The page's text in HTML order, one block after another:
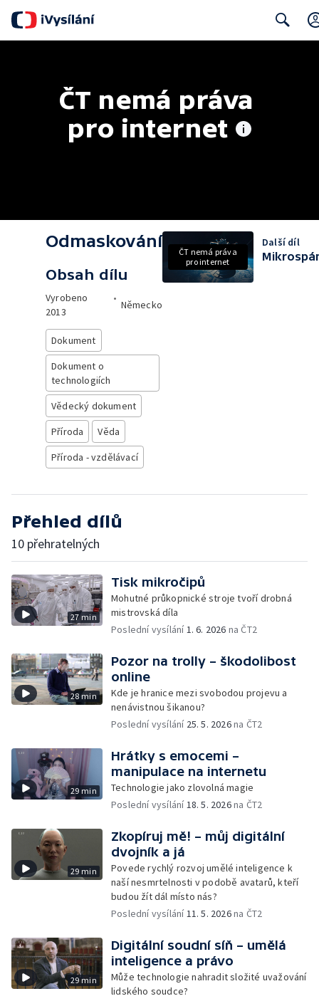
ČT nemá práva
pro internet
Odmaskování
Obsah dílu
Vyrobeno
2013
•
Německo
Dokument
Dokument o
technologiích
Vědecký dokument
Příroda
Věda
Příroda - vzdělávací
ČT nemá práva
pro internet
Další díl
Přehled dílů
10 přehratelných
27 min
Tisk mikročipů
Mohutné průkopnické stroje tvoří drobná
mistrovská díla
Poslední vysílání1. 6. 2026 na ČT2
28 min
Pozor na trolly – škodolibost
online
Kde je hranice mezi svobodou projevu a
nenávistnou šikanou?
Poslední vysílání 25. 5. 2026na ČT2
29 min
Hrátky s emocemi –
manipulace na internetu
Technologie jako zlovolná magie
Poslední vysílání18. 5. 2026na ČT2
29 min
Zkopíruj mě! – můj digitální
dvojník a já
Povede rychlý rozvoj umělé inteligence k
naší nesmrtelnosti v podobě avatarů, kteří
budou žít dál místo nás?
Poslední vysílání11. 5. 2026na ČT2
29 min
Digitální soudní síň – umělá
inteligence a právo
Může technologie nahradit složité uvažování
lidského soudce?